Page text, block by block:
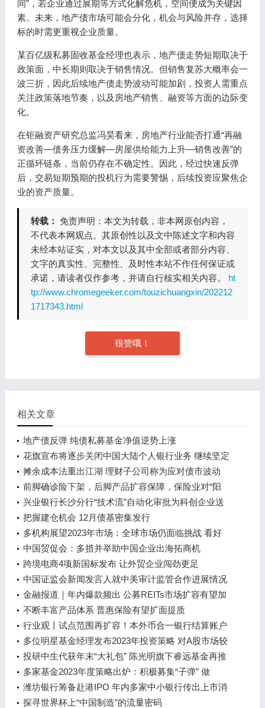
间”，若企业通过展期等方式化解危机，空间便成为关键因
素。未来，地产债市场可能会分化，机会与风险并存，选择
标的时需更重视企业质量。
某百亿级私募固收基金经理也表示，地产债走势短期取决于
政策面，中长期则取决于销售情况。但销售复苏大概率会一
波三折，因此后续地产债走势波动可能加剧，投资人需重点
关注政策落地节奏，以及房地产销售、融资等方面的边际变
化。
在钜融资产研究总监冯昊看来，房地产行业能否打通“再融
资改善—债务压力缓解—房屋供给能力上升—销售改善”的
正循环链条，当前仍存在不确定性。因此，经过快速反弹
后，交易短期预期的投机行为需要警惕，后续投资应聚焦企
业的资产质量。
转载： 免责声明：本文为转载，非本网原创内容，
不代表本网观点。其原创性以及文中陈述文字和内容
未经本站证实，对本文以及其中全部或者部分内容、
文字的真实性、完整性、及时性本站不作任何保证或
承诺，请读者仅作参考，并请自行核实相关内容。 ht
tp://www.chromegeeker.com/touzichuangxin/202212
1717343.html
很赞哦！
相关文章
地产债反弹 纯债私募基金净值逆势上涨
花旗宣布将逐步关闭中国大陆个人银行业务 继续坚定
在中国发展企业与机构客户业务
摊余成本法重出江湖 理财子公司称为应对债市波动
前脚确诊险下架，后脚产品扩容保障，保险业对“阳
过”迅速变脸为哪般
兴业银行长沙分行“技术流”自动化审批为科创企业送
来“及时雨”
把握建仓机会 12月债基密集发行
多机构展望2023年市场：全球市场仍面临挑战 看好
中国投资机会
中国贸促会：多措并举助中国企业出海拓商机
跨境电商4项新国标发布 让外贸企业闯劲更足
中国证监会新闻发言人就中美审计监管合作进展情况
答记者问
金融报道｜年内爆款频出 公募REITs市场扩容有望加
速
不断丰富产品体系 普惠保险有望扩面提质
行业观丨试点范围再扩容！本外币合一银行结算账户
体系试点在京落地
多位明星基金经理发布2023年投资策略 对A股市场较
为乐观
投研中生代获年末“大礼包” 陈光明旗下睿远基金再推
股权激励计划
多家基金2023年度策略出炉：积极募集“子弹” 做
好“进攻”准备
潍坊银行筹备赴港IPO 年内多家中小银行传出上市消
息
探寻世界杯上“中国制造”的流量密码